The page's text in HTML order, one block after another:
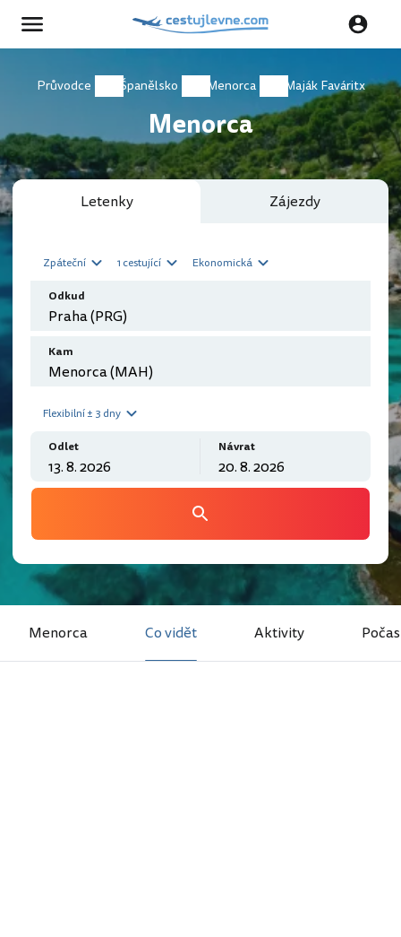
Průvodce Španělsko Menorca Maják Faváritx
Menorca
Letenky Zájezdy
Zpáteční 1 cestující Ekonomická
Odkud
Kam
Flexibilní ± 3 dny
Odlet Návrat
Menorca Co vidět Aktivity